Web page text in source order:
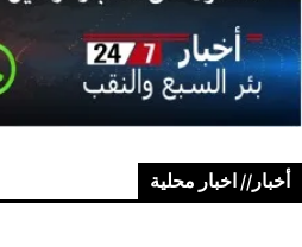
أخبار// اخبار محلية